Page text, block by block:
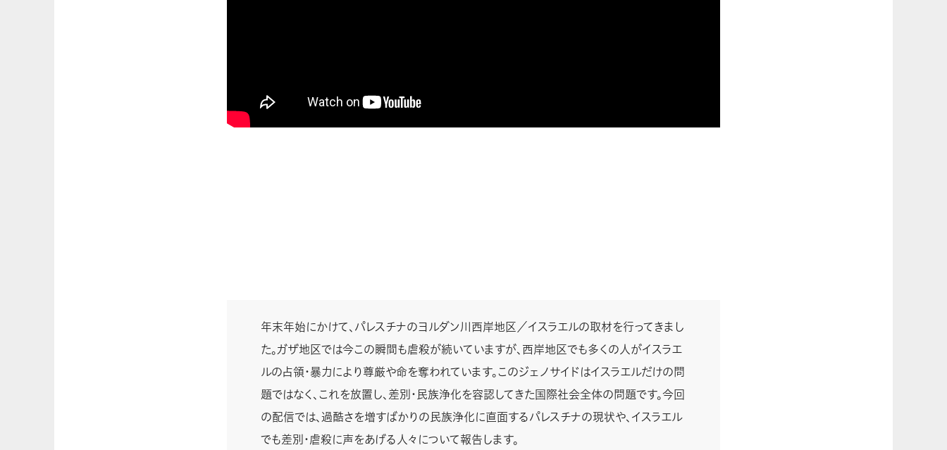
年末年始にかけて、パレスチナのヨルダン川西岸地区／イスラエルの取材を行ってきまし
た。ガザ地区では今この瞬間も虐殺が続いていますが、西岸地区でも多くの人がイスラエ
ルの占領・暴力により尊厳や命を奪われています。このジェノサイドはイスラエルだけの問
題ではなく、これを放置し、差別・民族浄化を容認してきた国際社会全体の問題です。今回
の配信では、過酷さを増すばかりの民族浄化に直面するパレスチナの現状や、イスラエル
でも差別・虐殺に声をあげる人々について報告します。